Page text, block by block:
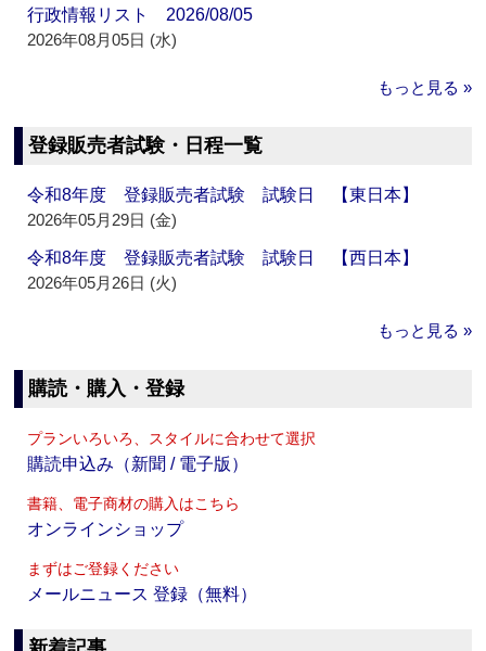
行政情報リスト 2026/08/05
2026年08月05日 (水)
もっと見る »
登録販売者試験・日程一覧
令和8年度 登録販売者試験 試験日 【東日本】
2026年05月29日 (金)
令和8年度 登録販売者試験 試験日 【西日本】
2026年05月26日 (火)
もっと見る »
購読・購入・登録
プランいろいろ、スタイルに合わせて選択
購読申込み（新聞 / 電子版）
書籍、電子商材の購入はこちら
オンラインショップ
まずはご登録ください
メールニュース 登録（無料）